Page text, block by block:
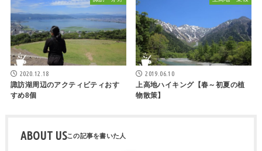
2020.12.18
諏訪湖周辺のアクティビティおす
すめ8個
2019.06.10
上高地ハイキング【春～初夏の植
物散策】
ABOUT US